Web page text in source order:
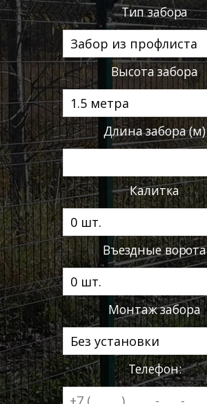
Тип забора
Высота забора
Длина забора (м)
Калитка
Въездные ворота
Монтаж забора
Телефон: